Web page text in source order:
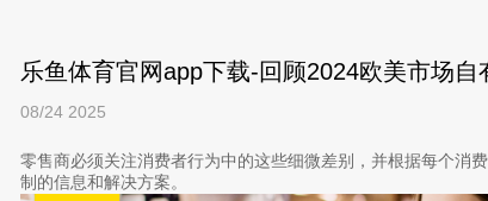
乐鱼体育官网app下载-回顾2024欧美市场自
08/24 2025
零售商必须关注消费者行为中的这些细微差别，并根据每个消
制的信息和解决方案。